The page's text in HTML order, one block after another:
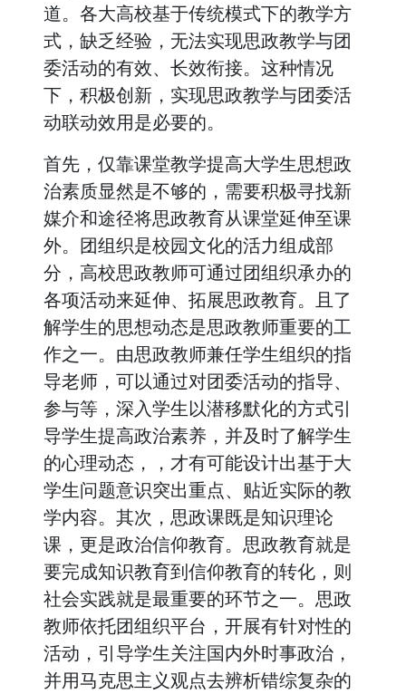
道。各大高校基于传统模式下的教学方
式，缺乏经验，无法实现思政教学与团
委活动的有效、长效衔接。这种情况
下，积极创新，实现思政教学与团委活
动联动效用是必要的。
首先，仅靠课堂教学提高大学生思想政
治素质显然是不够的，需要积极寻找新
媒介和途径将思政教育从课堂延伸至课
外。团组织是校园文化的活力组成部
分，高校思政教师可通过团组织承办的
各项活动来延伸、拓展思政教育。且了
解学生的思想动态是思政教师重要的工
作之一。由思政教师兼任学生组织的指
导老师，可以通过对团委活动的指导、
参与等，深入学生以潜移默化的方式引
导学生提高政治素养，并及时了解学生
的心理动态，，才有可能设计出基于大
学生问题意识突出重点、贴近实际的教
学内容。其次，思政课既是知识理论
课，更是政治信仰教育。思政教育就是
要完成知识教育到信仰教育的转化，则
社会实践就是最重要的环节之一。思政
教师依托团组织平台，开展有针对性的
活动，引导学生关注国内外时事政治，
并用马克思主义观点去辨析错综复杂的